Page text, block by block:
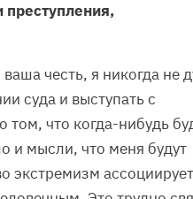
честь, я никогда не
суда и выступать с
что когда-нибудь
и мысли, что меня будут
экстремизм